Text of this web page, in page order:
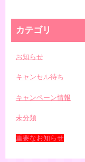
カテゴリ
お知らせ
キャンセル待ち
キャンペーン情報
未分類
重要なお知らせ